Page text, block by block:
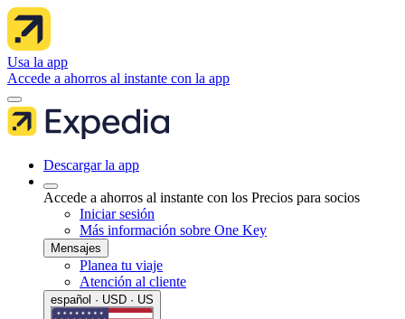
Usa la app
Accede a ahorros al instante con la app
Descargar la app
Accede a ahorros al instante con los Precios para socios
Iniciar sesión
Más información sobre One Key
Mensajes
Planea tu viaje
Atención al cliente
español · USD · US